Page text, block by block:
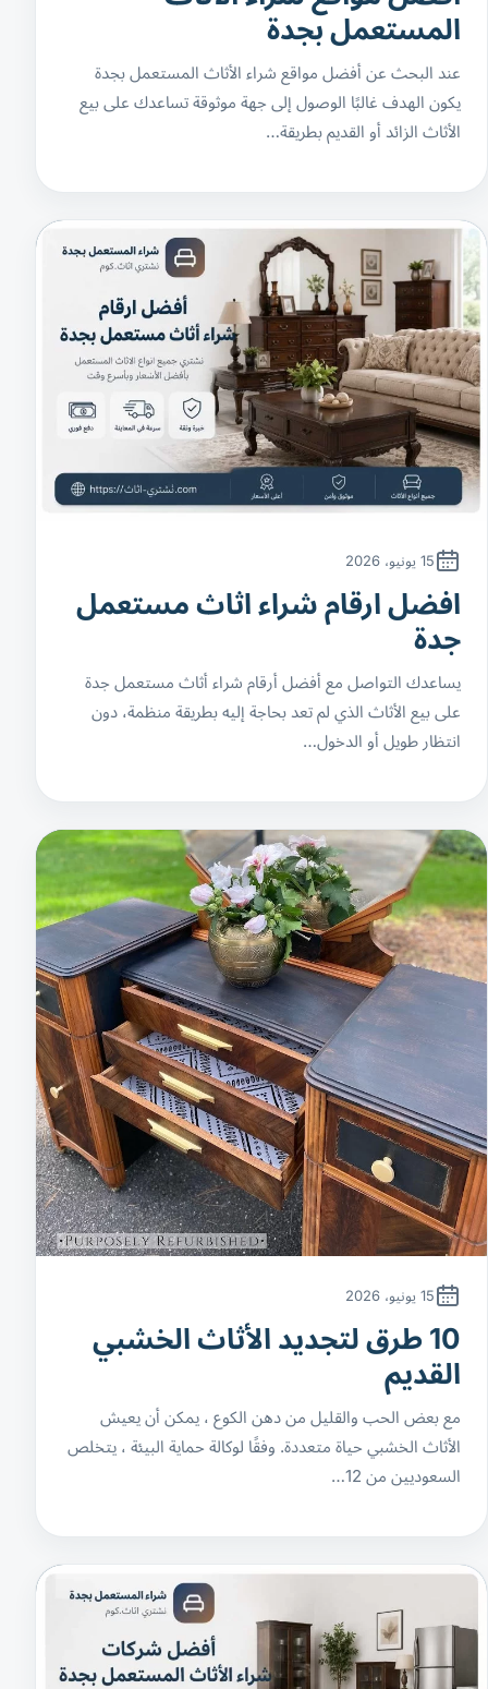
المستعمل بجدة
عند البحث عن أفضل مواقع شراء الأثاث المستعمل بجدة
يكون الهدف غالبًا الوصول إلى جهة موثوقة تساعدك على بيع
الأثاث الزائد أو القديم بطريقة…
15 يونيو، 2026
افضل ارقام شراء اثاث مستعمل
جدة
يساعدك التواصل مع أفضل أرقام شراء أثاث مستعمل جدة
على بيع الأثاث الذي لم تعد بحاجة إليه بطريقة منظمة، دون
انتظار طويل أو الدخول…
15 يونيو، 2026
10 طرق لتجديد الأثاث الخشبي
القديم
مع بعض الحب والقليل من دهن الكوع ، يمكن أن يعيش
الأثاث الخشبي حياة متعددة. وفقًا لوكالة حماية البيئة ، يتخلص
السعوديين من 12…